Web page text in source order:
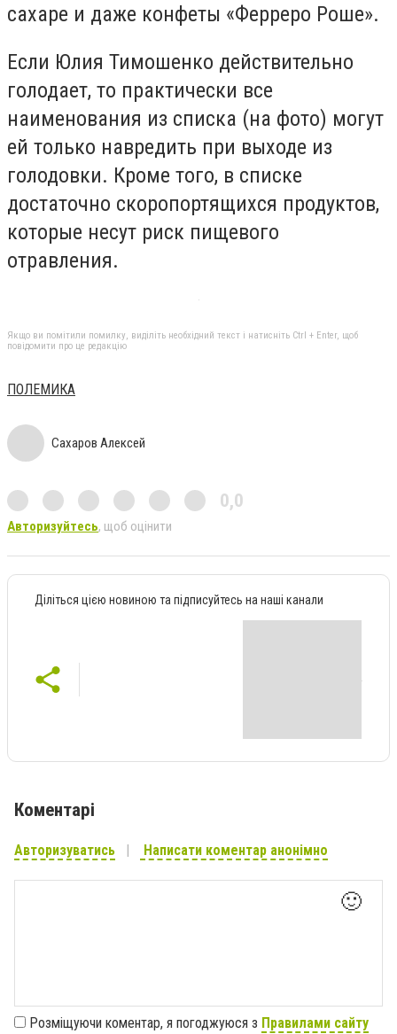
сахаре и даже конфеты «Ферреро Роше».
Если Юлия Тимошенко действительно
голодает, то практически все
наименования из списка (на фото) могут
ей только навредить при выходе из
голодовки. Кроме того, в списке
достаточно скоропортящихся продуктов,
которые несут риск пищевого
отравления.
Якщо ви помітили помилку, виділіть необхідний текст і натисніть Ctrl + Enter, щоб
повідомити про це редакцію
ПОЛЕМИКА
Сахаров Алексей
0,0
Авторизуйтесь, щоб оцінити
Діліться цією новиною та підписуйтесь на наші канали
Коментарі
Авторизуватись Написати коментар анонімно
🙂
Розміщуючи коментар, я погоджуюся з Правилами сайту